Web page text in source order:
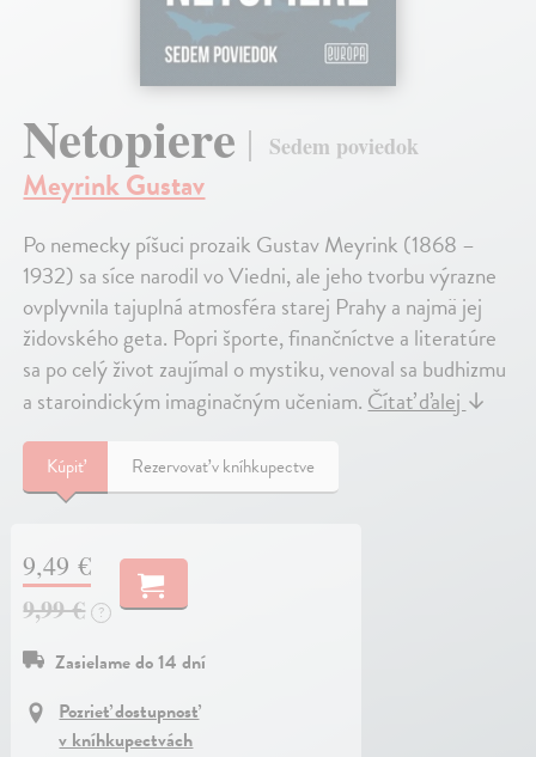
Netopiere Sedem poviedok
Meyrink Gustav
Po nemecky píšuci prozaik Gustav Meyrink (1868 –
1932) sa síce narodil vo Viedni, ale jeho tvorbu výrazne
ovplyvnila tajuplná atmosféra starej Prahy a najmä jej
židovského geta. Popri športe, finančníctve a literatúre
sa po celý život zaujímal o mystiku, venoval sa budhizmu
a staroindickým imaginačným učeniam.Čítať ďalej↓
Kúpiť Rezervovať v kníhkupectve
9,49 €
9,99 €
?
Zasielame do 14 dní
Pozrieť dostupnosť
v kníhkupectvách